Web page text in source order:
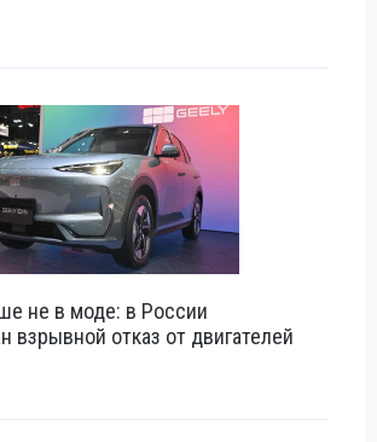
не в моде: в России
взрывной отказ от двигателей